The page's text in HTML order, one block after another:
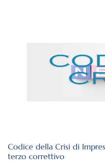
Codice della Crisi di
terzo correttivo